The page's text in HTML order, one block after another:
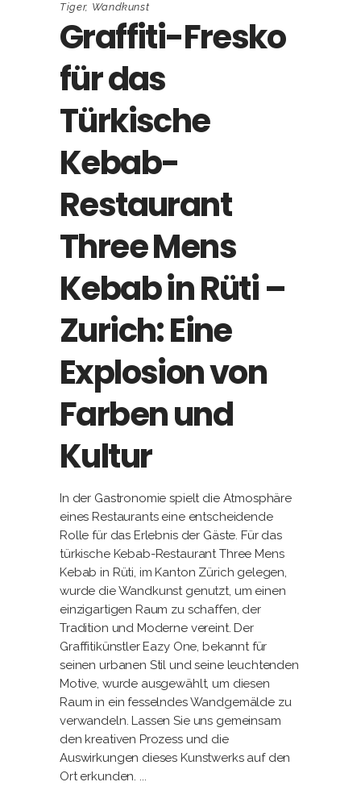
Tiger, Wandkunst
Graffiti-Fresko
für das
Türkische
Kebab-
Restaurant
Three Mens
Kebab in Rüti –
Zurich: Eine
Explosion von
Farben und
Kultur
In der Gastronomie spielt die Atmosphäre
eines Restaurants eine entscheidende
Rolle für das Erlebnis der Gäste. Für das
türkische Kebab-Restaurant Three Mens
Kebab in Rüti, im Kanton Zürich gelegen,
wurde die Wandkunst genutzt, um einen
einzigartigen Raum zu schaffen, der
Tradition und Moderne vereint. Der
Graffitikünstler Eazy One, bekannt für
seinen urbanen Stil und seine leuchtenden
Motive, wurde ausgewählt, um diesen
Raum in ein fesselndes Wandgemälde zu
verwandeln. Lassen Sie uns gemeinsam
den kreativen Prozess und die
Auswirkungen dieses Kunstwerks auf den
Ort erkunden.